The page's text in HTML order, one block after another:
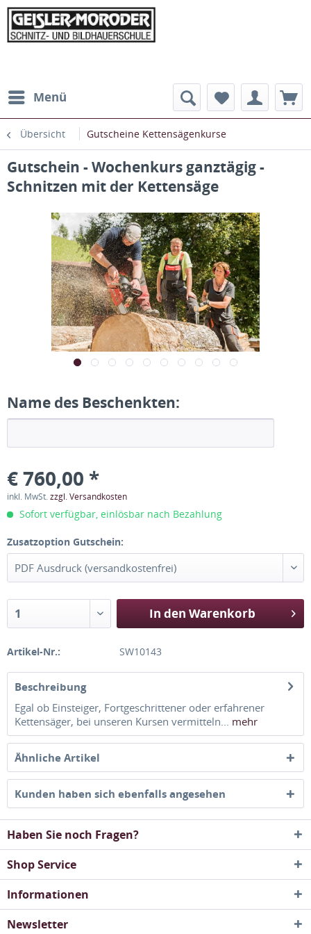
Menü
Übersicht Gutscheine Kettensägenkurse
Gutschein - Wochenkurs ganztägig -
Schnitzen mit der Kettensäge
Name des Beschenkten:
€ 760,00 *
inkl. MwSt.zzgl. Versandkosten
Sofort verfügbar, einlösbar nach Bezahlung
Zusatzoption Gutschein:
In den Warenkorb
Artikel-Nr.: SW10143
Beschreibung
Egal ob Einsteiger, Fortgeschrittener oder erfahrener
Kettensäger, bei unseren Kursen vermitteln... mehr
Ähnliche Artikel
Kunden haben sich ebenfalls angesehen
Haben Sie noch Fragen?
Shop Service
Informationen
Newsletter